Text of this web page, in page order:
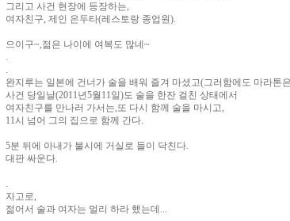
그리고 사건 현장에 등장하는,
여자친구, 제인 은두타(레스토랑 종업원).
으이구~,젊은 나이에 여복도 많네~
.
.
완지루는 일본에 건너가 술을 배워 즐겨 마셨고(그러함에도 마라톤
사건 당일날(2011년5월11일)도 술을 한잔 걸친 상태에서
여자친구를 만나러 가서는,또 다시 함께 술을 마시고,
11시 넘어 그의 집으로 함께 간다.
5분 뒤에 아내가 불시에 거실로 들이 닥친다.
대판 싸운다.
.
자고로,
젊어서 술과 여자는 멀리 하라 했는데...